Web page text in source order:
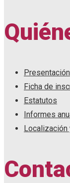
Presentación
Ficha de
Estatutos
Informes
Localización